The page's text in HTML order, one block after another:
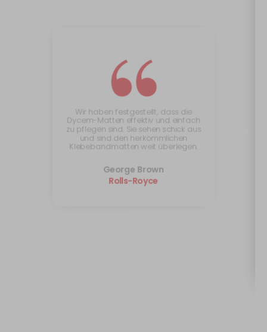
“
Wir haben festgestellt, dass die
Dycem-Matten effektiv und einfach
zu pflegen sind. Sie sehen schick aus
und sind den herkömmlichen
Klebebandmatten weit überlegen.
George Brown
Rolls-Royce